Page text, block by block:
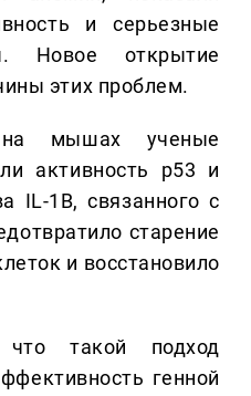
и серьезные
Новое открытие
этих проблем.
на мышах ученые
активность p53 и
IL-1B, связанного с
старение
и восстановило
такой подход
генной